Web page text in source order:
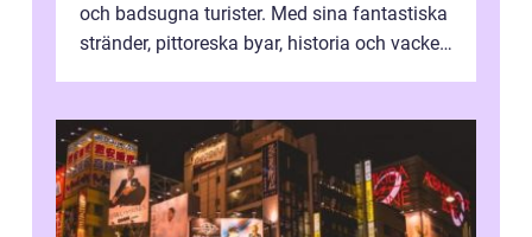
och badsugna turister. Med sina fantastiska
stränder, pittoreska byar, historia och vacker